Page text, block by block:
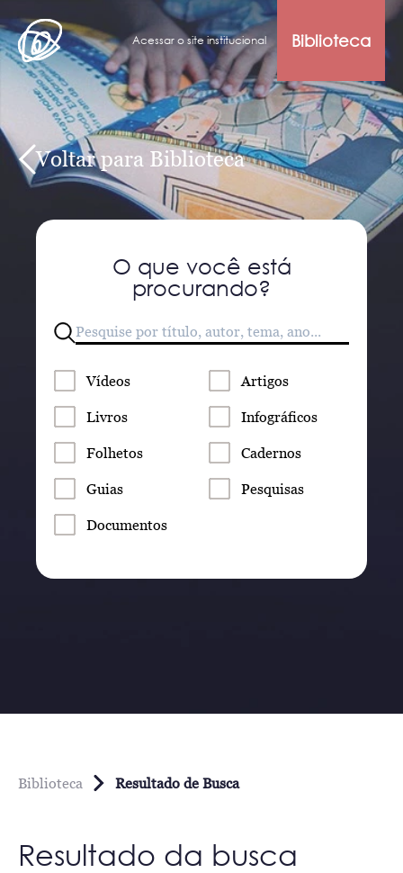
Acessar o site institucional Biblioteca
Voltar para Biblioteca
O que você está
procurando?
Vídeos Artigos
Livros Infográficos
Folhetos Cadernos
Guias Pesquisas
Documentos
Biblioteca Resultado de Busca
Resultado da busca